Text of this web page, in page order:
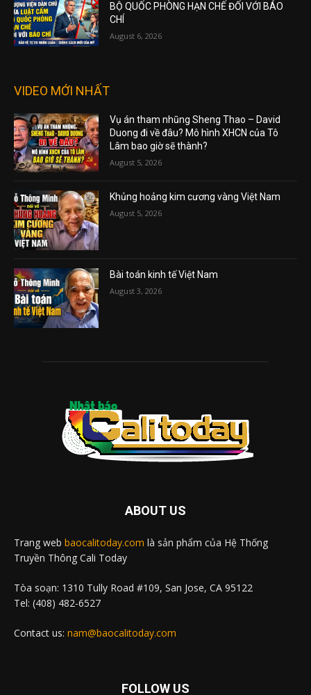
BỘ QUỐC PHÒNG HẠN CHẾ ĐỐI VỚI BÁO
CHÍ
August 6, 2026
VIDEO MỚI NHẤT
Vụ án tham nhũng Sheng Thao – David
Duong đi về đâu? Mô hình XHCN của Tô
Lâm bao giờ sẽ thành?
August 5, 2026
Khủng hoảng kim cương vàng Việt Nam
August 5, 2026
Bài toán kinh tế Việt Nam
August 3, 2026
ABOUT US
Trang web baocalitoday.com là sản phẩm của Hệ Thống
Truyền Thông Cali Today
Tòa soạn: 1310 Tully Road #109, San Jose, CA 95122
Tel: (408) 482-6527
Contact us: nam@baocalitoday.com
FOLLOW US